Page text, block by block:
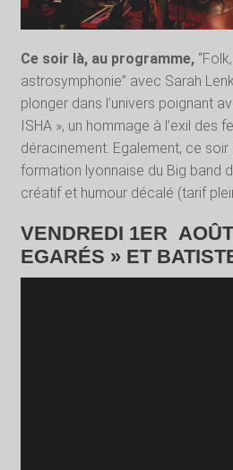
Ce soir là, au programme,
astrosymphonie” avec Sarah
plonger dans l’univers poignant
ISHA », un hommage à l’exil des
déracinement. Egalement, ce soir
formation lyonnaise du Big band
créatif et humour décalé (tarif
VENDREDI 1ER
EGARÉS » ET